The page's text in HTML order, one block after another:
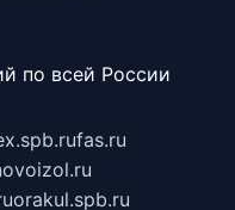
по всей России
fas.ru
orakul.spb.ru